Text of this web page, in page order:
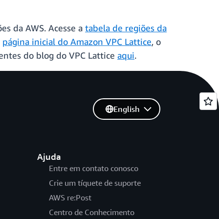
da AWS. Acesse a tabela de regiões da
página inicial do Amazon VPC Lattice, o
do blog do VPC Lattice aqui.
Ajuda
Entre em contato conosco
Crie um tíquete de suporte
AWS re:Post
Centro de Conhecimento
English